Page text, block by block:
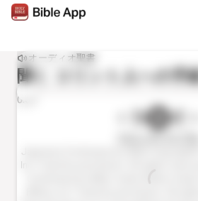
オーディオ聖書
聞く コリント人への手
0:00
リビングバイブル
Japanese Contemporary Bible
Inc.® Used by permission. All rights